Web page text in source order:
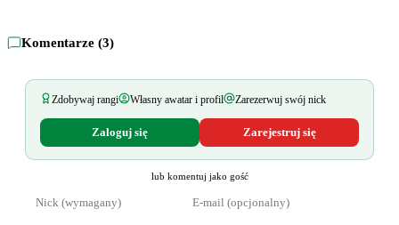
Komentarze (3)
Zdobywaj rangi Własny awatar i profil Zarezerwuj swój nick
Zaloguj się Zarejestruj się
lub komentuj jako gość